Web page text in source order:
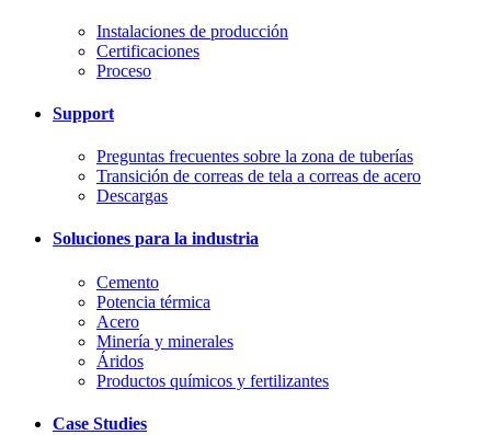
Instalaciones de producción
Certificaciones
Proceso
Support
Preguntas frecuentes sobre la zona de tuberías
Transición de correas de tela a correas de acero
Descargas
Soluciones para la industria
Cemento
Potencia térmica
Acero
Minería y minerales
Áridos
Productos químicos y fertilizantes
Case Studies